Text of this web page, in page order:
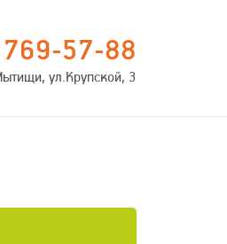
769-57-88
ул.Крупской, 3